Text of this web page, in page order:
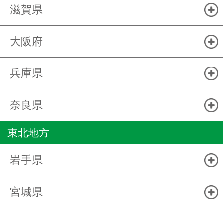
滋賀県
大阪府
兵庫県
奈良県
東北地方
岩手県
宮城県